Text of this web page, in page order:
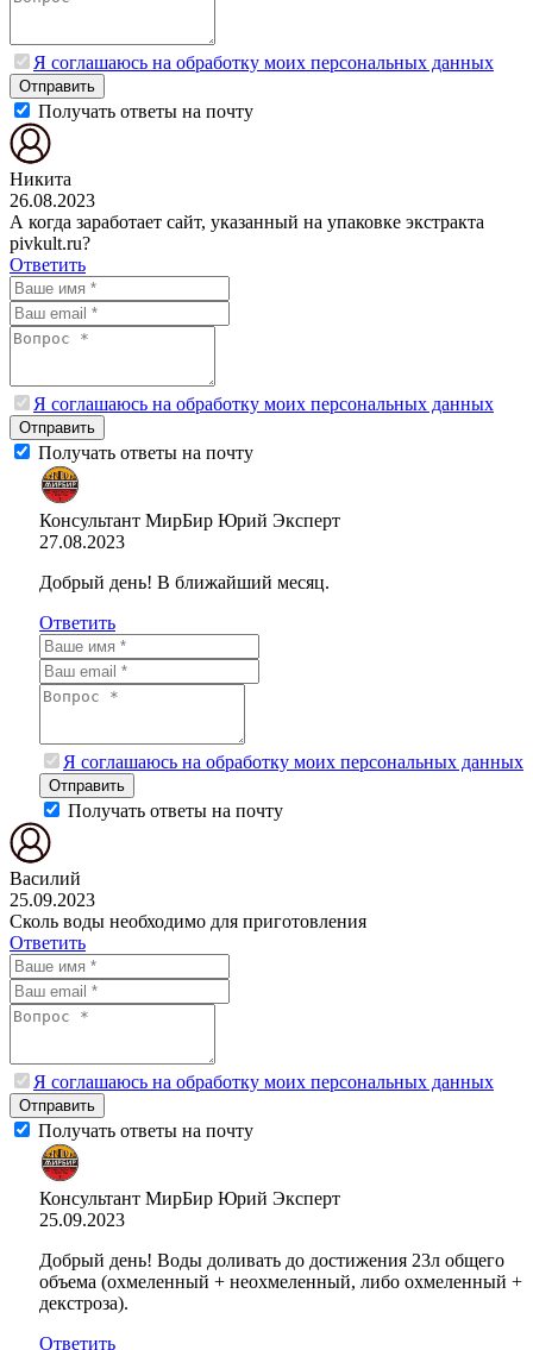
Я соглашаюсь на обработку моих персональных данных
Отправить
Получать ответы на почту
Никита
26.08.2023
А когда заработает сайт, указанный на упаковке экстракта
pivkult.ru?
Ответить
Я соглашаюсь на обработку моих персональных данных
Отправить
Получать ответы на почту
Консультант МирБир Юрий Эксперт
27.08.2023
Добрый день! В ближайший месяц.
Ответить
Я соглашаюсь на обработку моих персональных данных
Отправить
Получать ответы на почту
Василий
25.09.2023
Сколь воды необходимо для приготовления
Ответить
Я соглашаюсь на обработку моих персональных данных
Отправить
Получать ответы на почту
Консультант МирБир Юрий Эксперт
25.09.2023
Добрый день! Воды доливать до достижения 23л общего
объема (охмеленный + неохмеленный, либо охмеленный +
декстроза).
Ответить